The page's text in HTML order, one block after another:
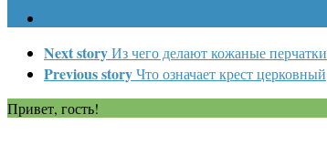
Next storyИз чего делают кожаные перчатки
Previous storyЧто означает крест церковный
Привет, гость!